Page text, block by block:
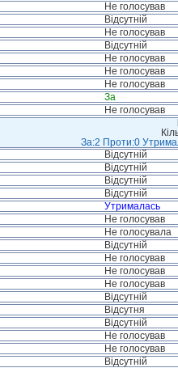
Не голосував
Відсутній
Не голосував
Відсутній
Не голосував
Не голосував
Не голосував
За
Не голосував
За:2 Проти:0
Відсутній
Відсутній
Відсутній
Відсутній
Утрималась
Не голосував
Не голосувала
Відсутній
Не голосував
Не голосував
Не голосував
Відсутній
Відсутня
Відсутній
Не голосував
Не голосував
Відсутній